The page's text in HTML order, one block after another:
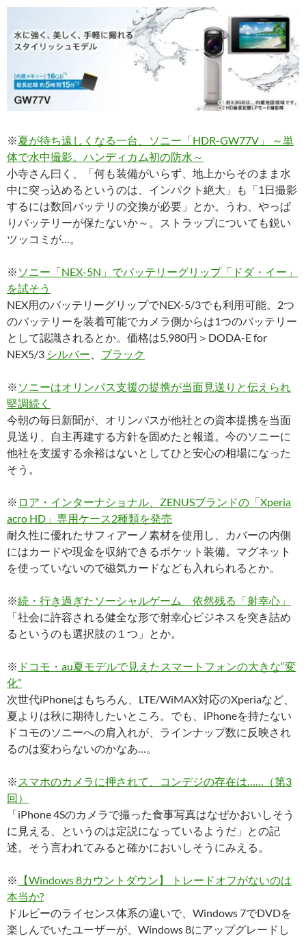
※夏が待ち遠しくなる一台、ソニー「HDR-GW77V」 ～単
体で水中撮影。ハンディカム初の防水～
小寺さん曰く、「何も装備がいらず、地上からそのまま水
中に突っ込めるというのは、インパクト絶大」も「1日撮影
するには数回バッテリの交換が必要」とか。うわ、やっぱ
りバッテリーが保たないか～。ストラップについても鋭い
ツッコミが…。
※ ソニー「NEX-5N」でバッテリーグリップ「ドダ・イー」
を試そう
NEX用のバッテリーグリップでNEX-5/3でも利用可能。2つ
のバッテリーを装着可能でカメラ側からは1つのバッテリー
として認識されるとか。価格は5,980円＞DODA-E for
NEX5/3 シルバー ブラック
※ ソニーはオリンパス支援の提携が当面見送りと伝えられ
堅調続く
今朝の毎日新聞が、オリンパスが他社との資本提携を当面
見送り、自主再建する方針を固めたと報道。今のソニーに
他社を支援する余裕はないとしてひと安心の相場になった
そう。
※ ロア・インターナショナル、ZENUSブランドの「Xperia
acro HD」専用ケース2種類を発売
耐久性に優れたサフィアーノ素材を使用し、カバーの内側
にはカードや現金を収納できるポケット装備。マグネット
を使っていないので磁気カードなども入れられるとか。
※続・行き過ぎたソーシャルゲーム 依然残る「射幸心」
「社会に許容される健全な形で射幸心ビジネスを突き詰め
るというのも選択肢の１つ」とか。
※ ドコモ・au夏モデルで見えたスマートフォンの大きな“変
化”
次世代iPhoneはもちろん、LTE/WiMAX対応のXperiaなど、
夏よりは秋に期待したいところ。でも、iPhoneを持たない
ドコモのソニーへの肩入れが、ラインナップ数に反映され
るのは変わらないのかなあ…。
※ スマホのカメラに押されて、コンデジの存在は……（第3
回）
「iPhone 4Sのカメラで撮った食事写真はなぜかおいしそう
に見える、というのは定説になっているようだ」との記
述。そう言われてみると確かにおいしそうにみえる。
※
【Windows 8カウントダウン】 トレードオフがないのは
本当か?
ドルビーのライセンス体系の違いで、Windows 7でDVDを
楽しんでいたユーザーが、Windows 8にアップグレードし